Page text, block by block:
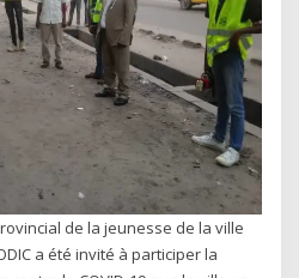
de la jeunesse de la ville
a été invité à participer la